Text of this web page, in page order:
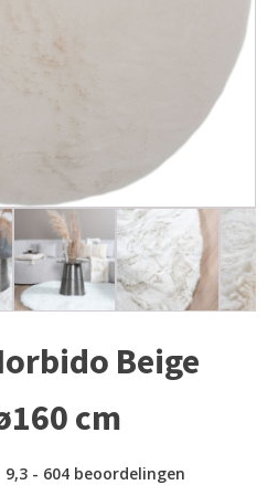
Beige
cm
- 604 beoordelingen